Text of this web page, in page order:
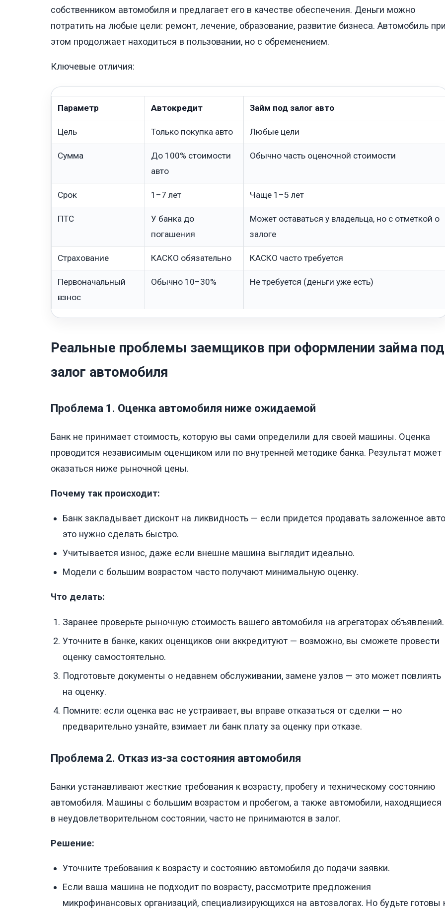
собственником автомобиля и предлагает его в качестве обеспечения. Деньги можно
потратить на любые цели: ремонт, лечение, образование, развитие бизнеса. Автомобиль
этом продолжает находиться в пользовании, но с обременением.
Ключевые отличия:
Параметр Автокредит Займ под залог авто
Цель Только покупка авто Любые цели
Сумма
До 100% стоимости
авто
Обычно часть оценочной стоимости
Срок 1–7 лет Чаще 1–5 лет
ПТС
У банка до
погашения
Может оставаться у владельца, но с отметкой о
залоге
Страхование КАСКО обязательно КАСКО часто требуется
Первоначальный
взнос
Обычно 10–30% Не требуется (деньги уже есть)
Реальные проблемы заемщиков при оформлении займа под
залог автомобиля
Проблема 1. Оценка автомобиля ниже ожидаемой
Банк не принимает стоимость, которую вы сами определили для своей машины. Оценка
проводится независимым оценщиком или по внутренней методике банка. Результат может
оказаться ниже рыночной цены.
Почему так происходит:
Банк закладывает дисконт на ликвидность — если придется продавать заложенное
это нужно сделать быстро.
Учитывается износ, даже если внешне машина выглядит идеально.
Модели с большим возрастом часто получают минимальную оценку.
Что делать:
Заранее проверьте рыночную стоимость вашего автомобиля на агрегаторах объявлений.
Уточните в банке, каких оценщиков они аккредитуют — возможно, вы сможете провести
оценку самостоятельно.
Подготовьте документы о недавнем обслуживании, замене узлов — это может повлиять
на оценку.
Помните: если оценка вас не устраивает, вы вправе отказаться от сделки — но
предварительно узнайте, взимает ли банк плату за оценку при отказе.
Проблема 2. Отказ из-за состояния автомобиля
Банки устанавливают жесткие требования к возрасту, пробегу и техническому состоянию
автомобиля. Машины с большим возрастом и пробегом, а также автомобили, находящиеся
в неудовлетворительном состоянии, часто не принимаются в залог.
Решение:
Уточните требования к возрасту и состоянию автомобиля до подачи заявки.
Если ваша машина не подходит по возрасту, рассмотрите предложения
микрофинансовых организаций, специализирующихся на автозалогах. Но будьте готовы